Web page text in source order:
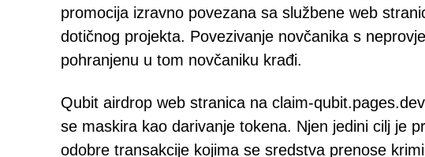
promocija izravno povezana sa službene web
dotičnog projekta. Povezivanje novčanika s
pohranjenu u tom novčaniku krađi.
Qubit airdrop web stranica na claim-
se maskira kao darivanje tokena. Njen jedini cilj je
odobre transakcije kojima se sredstva prenose